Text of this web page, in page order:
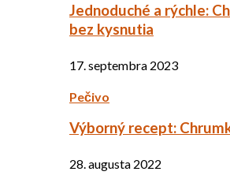
Jednoduché a rýchle:
bez kysnutia
17. septembra 2023
Pečivo
Výborný recept:
28. augusta 2022